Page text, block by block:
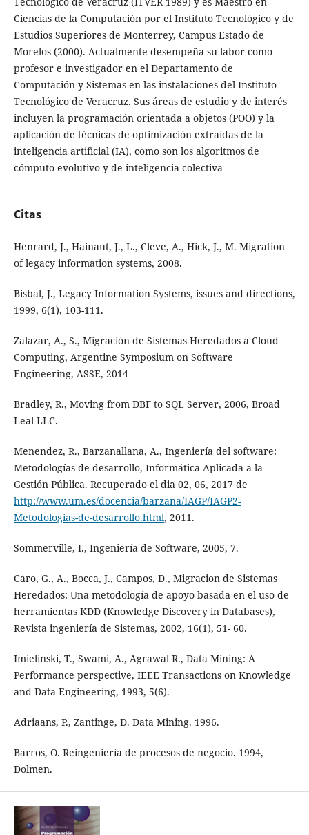
Ciencias de la Computación por el Instituto Tecnológico y de
Estudios Superiores de Monterrey, Campus Estado de
Morelos (2000). Actualmente desempeña su labor como
profesor e investigador en el Departamento de
Computación y Sistemas en las instalaciones del Instituto
Tecnológico de Veracruz. Sus áreas de estudio y de interés
incluyen la programación orientada a objetos (POO) y la
aplicación de técnicas de optimización extraídas de la
inteligencia artificial (IA), como son los algoritmos de
cómputo evolutivo y de inteligencia colectiva
Citas
Henrard, J., Hainaut, J., L., Cleve, A., Hick, J., M. Migration
of legacy information systems, 2008.
Bisbal, J., Legacy Information Systems, issues and directions,
1999, 6(1), 103-111.
Zalazar, A., S., Migración de Sistemas Heredados a Cloud
Computing, Argentine Symposium on Software
Engineering, ASSE, 2014
Bradley, R., Moving from DBF to SQL Server, 2006, Broad
Leal LLC.
Menendez, R., Barzanallana, A., Ingeniería del software:
Metodologías de desarrollo, Informática Aplicada a la
Gestión Pública. Recuperado el dia 02, 06, 2017 de
http://www.um.es/docencia/barzana/IAGP/IAGP2-
Metodologias-de-desarrollo.html, 2011.
Sommerville, I., Ingeniería de Software, 2005, 7.
Caro, G., A., Bocca, J., Campos, D., Migracion de Sistemas
Heredados: Una metodología de apoyo basada en el uso de
herramientas KDD (Knowledge Discovery in Databases),
Revista ingeniería de Sistemas, 2002, 16(1), 51- 60.
Imielinski, T., Swami, A., Agrawal R., Data Mining: A
Performance perspective, IEEE Transactions on Knowledge
and Data Engineering, 1993, 5(6).
Adriaans, P., Zantinge, D. Data Mining. 1996.
Barros, O. Reingeniería de procesos de negocio. 1994,
Dolmen.